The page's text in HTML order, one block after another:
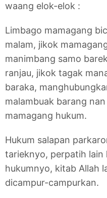
waang elok-elok :
Limbago mamagang
malam, jikok
manimbang samo
ranjau, jikok tagak
baraka,
malambuak barang
mamagang hukum.
Hukum salapan
tarieknyo, perpatih lain
hukumnyo, kitab Allah
dicampur-campurkan.